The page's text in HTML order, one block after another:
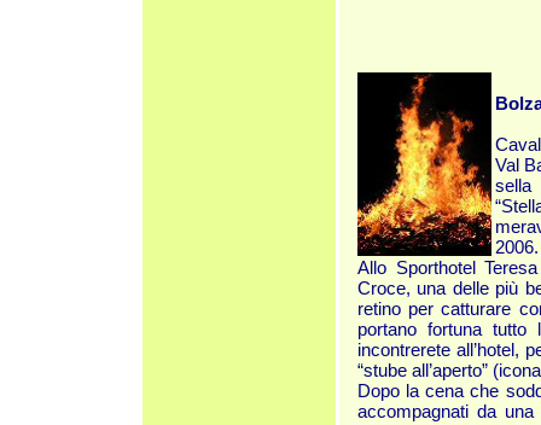
Val
sella
2006.
Allo Sporthotel
Croce, una delle più
retino per catturare
portano fortuna tutto
incontrerete all’hotel,
“stube all’aperto”
Dopo la cena che
accompagnati da